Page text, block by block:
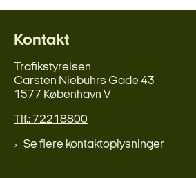
Kontakt
Trafikstyrelsen
Carsten Niebuhrs Gade 43
1577 København V
Tlf.: 72218800
Se flere kontaktoplysninger